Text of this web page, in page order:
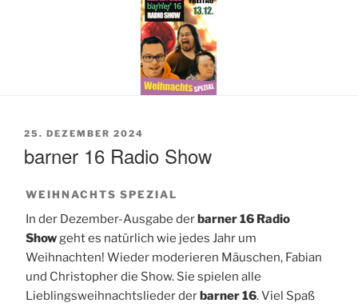
VERÖFFENTLICHT
25. DEZEMBER 2024
barner 16 Radio Show
WEIHNACHTS SPEZIAL
In der Dezember-Ausgabe derbarner 16 Radio
Showgeht es natürlich wie jedes Jahr um
Weihnachten! Wieder moderieren Mäuschen, Fabian
und Christopher die Show. Sie spielen alle
Lieblingsweihnachtslieder derbarner 16.Viel Spaß